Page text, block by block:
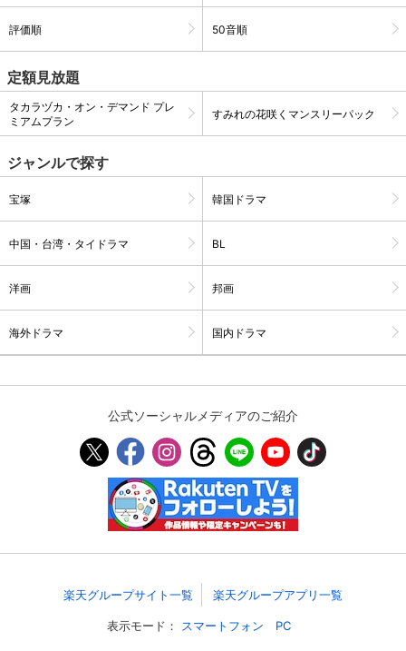
購入履歴
レンタル、購入、定額見放題の購入履歴の
確認が可能です。こちらから視聴いただく
と便利です。
お気に入り
サイト内で表示される作品の表示制限が可
バイス連携の設定ができます。
視聴年齢制限の変更時にパスコード入力が
す。
レスの変更が可能です。
定額見放題コンテンツの解約はこちらから
可能です。
評価順 50音順
定額見放題
タカラヅカ・オン・デマンド プレ
ミアムプラン
すみれの花咲くマンスリーパック
ジャンルで探す
宝塚 韓国ドラマ
中国・台湾・タイドラマ BL
洋画 邦画
海外ドラマ 国内ドラマ
公式ソーシャルメディアのご紹介
楽天グループサイト一覧 楽天グループアプリ一覧
表示モード： スマートフォン PC